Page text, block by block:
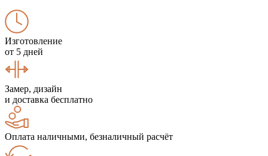
Изготовление
от 5 дней
Замер, дизайн
и доставка бесплатно
Оплата наличными, безналичный расчёт